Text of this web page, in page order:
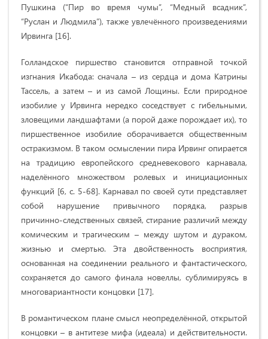
Пушкина (“Пир во время чумы”, “Медный всадник”,
“Руслан и Людмила”), также увлечённого произведениями
Ирвинга [16].
Голландское пиршество становится отправной точкой
изгнания Икабода: сначала – из сердца и дома Катрины
Тассель, а затем – и из самой Лощины. Если природное
изобилие у Ирвинга нередко соседствует с гибельными,
зловещими ландшафтами (а порой даже порождает их), то
пиршественное изобилие оборачивается общественным
остракизмом. В таком осмыслении пира Ирвинг опирается
на традицию европейского средневекового карнавала,
наделённого множеством ролевых и инициационных
функций [6, с. 5-68]. Карнавал по своей сути представляет
собой нарушение привычного порядка, разрыв
причинно-следственных связей, стирание различий между
комическим и трагическим – между шутом и дураком,
жизнью и смертью. Эта двойственность восприятия,
основанная на соединении реального и фантастического,
сохраняется до самого финала новеллы, сублимируясь в
многовариантности концовки [17].
В романтическом плане смысл неопределённой, открытой
концовки – в антитезе мифа (идеала) и действительности.